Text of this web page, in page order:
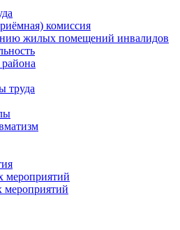
комиссия
жилых помещений инвалидов
труда
мероприятий
мероприятий